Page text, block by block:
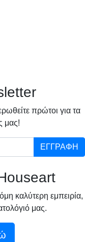
πρώτοι για τα
μας!
ΕΓΓΡΑΦΗ
καλύτερη εμπειρία,
μας.